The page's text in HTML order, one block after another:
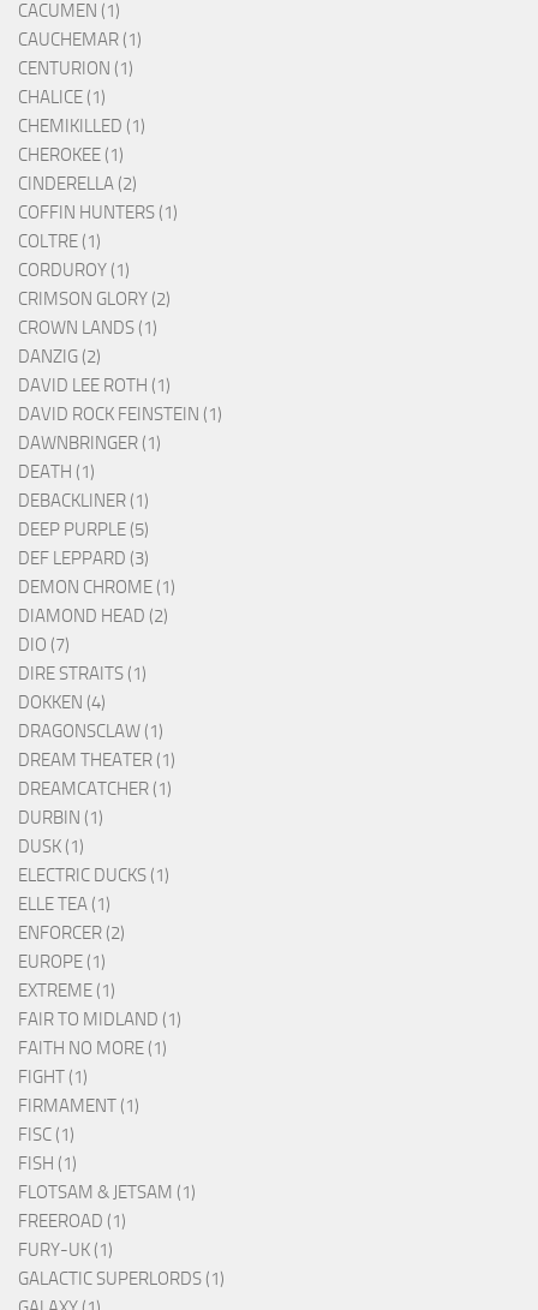
CACUMEN (1)
CAUCHEMAR (1)
CENTURION (1)
CHALICE (1)
CHEMIKILLED (1)
CHEROKEE (1)
CINDERELLA (2)
COFFIN HUNTERS (1)
COLTRE (1)
CORDUROY (1)
CRIMSON GLORY (2)
CROWN LANDS (1)
DANZIG (2)
DAVID LEE ROTH (1)
DAVID ROCK FEINSTEIN (1)
DAWNBRINGER (1)
DEATH (1)
DEBACKLINER (1)
DEEP PURPLE (5)
DEF LEPPARD (3)
DEMON CHROME (1)
DIAMOND HEAD (2)
DIO (7)
DIRE STRAITS (1)
DOKKEN (4)
DRAGONSCLAW (1)
DREAM THEATER (1)
DREAMCATCHER (1)
DURBIN (1)
DUSK (1)
ELECTRIC DUCKS (1)
ELLE TEA (1)
ENFORCER (2)
EUROPE (1)
EXTREME (1)
FAIR TO MIDLAND (1)
FAITH NO MORE (1)
FIGHT (1)
FIRMAMENT (1)
FISC (1)
FISH (1)
FLOTSAM & JETSAM (1)
FREEROAD (1)
FURY-UK (1)
GALACTIC SUPERLORDS (1)